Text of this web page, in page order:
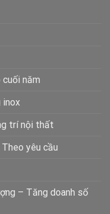
năm
inox
trí nội thất
yêu cầu
– Tăng doanh số